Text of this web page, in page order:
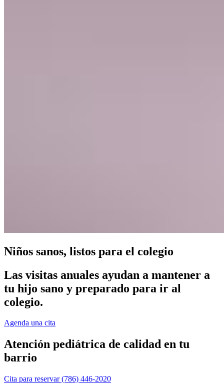
Niños sanos, listos para el colegio
Las visitas anuales ayudan a mantener a
tu hijo sano y preparado para ir al
colegio.
Agenda una cita
Atención pediátrica de calidad en tu
barrio
Cita para reservar(786) 446-2020